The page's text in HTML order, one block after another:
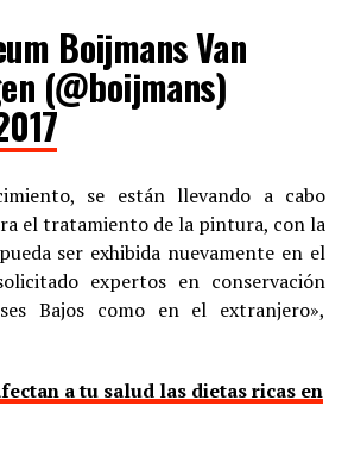
Boijmans Van
(@boijmans)
se están llevando a cabo
el tratamiento de la pintura, con la
ser exhibida nuevamente en el
expertos en conservación
Bajos como en el extranjero»,
a tu salud las dietas ricas en